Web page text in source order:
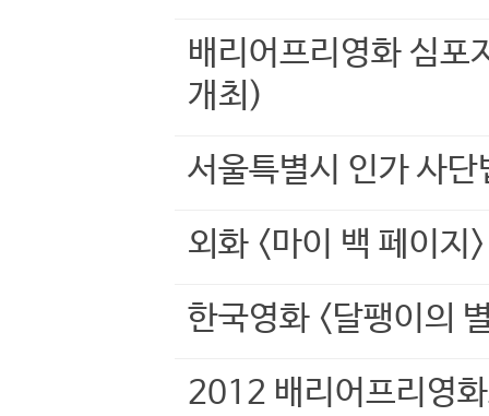
배리어프리영화 심포
개최)
서울특별시 인가 사단
외화 <마이 백 페이지
한국영화 <달팽이의
2012 배리어프리영